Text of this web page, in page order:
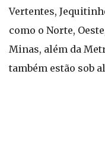
Vertentes,
como o Norte,
Minas, além da
também estão sob